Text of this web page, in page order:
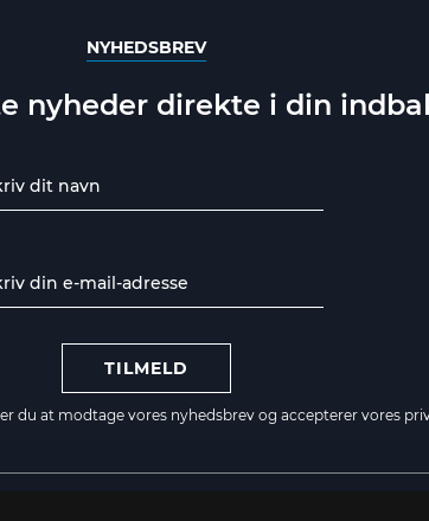
NYHEDSBREV
nyheder direkte i din
TILMELD
du at modtage vores nyhedsbrev og accepterer vores